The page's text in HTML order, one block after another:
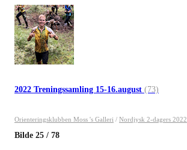
2022 Treningssamling 15-16.august (73)
Orienteringsklubben Moss 's Galleri / Nordjysk 2-dagers 2022
Bilde 25 / 78